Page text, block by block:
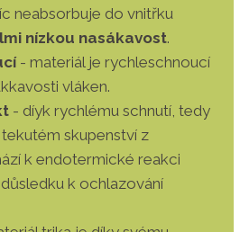
neabsorbuje do vnitřku
nízkou nasákavost.
- materiál je rychleschnoucí
vláken.
- díyk rychlému schnutí, tedy
skupenství z
k endotermické reakci
k ochlazování